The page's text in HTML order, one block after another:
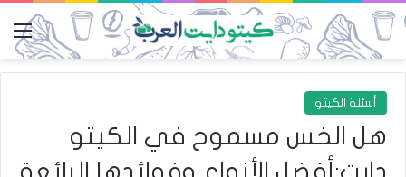
أسئلة الكيتو
هل الخس مسموح في الكيتو